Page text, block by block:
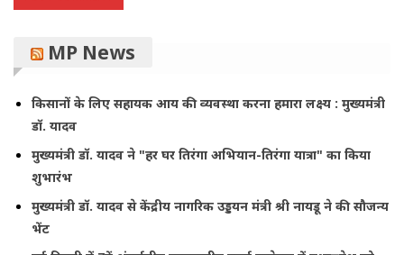
MP News
किसानों के लिए सहायक आय की व्यवस्था करना हमारा लक्ष्य : मुख्यमंत्री
डॉ. यादव
मुख्यमंत्री डॉ. यादव ने "हर घर तिरंगा अभियान-तिरंगा यात्रा" का किया
शुभारंभ
मुख्यमंत्री डॉ. यादव से केंद्रीय नागरिक उड्डयन मंत्री श्री नायडू ने की सौजन्य
भेंट